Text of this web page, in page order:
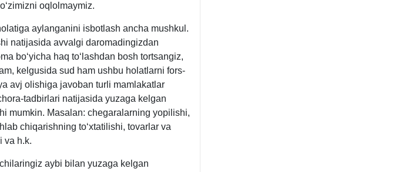
oqlolmaymiz.
aylanganini isbotlash ancha mushkul.
natijasida avvalgi daromadingizdan
boʻyicha haq toʻlashdan bosh tortsangiz,
kelgusida sud ham ushbu holatlarni fors-
avj olishiga javoban turli mamlakatlar
tadbirlari natijasida yuzaga kelgan
mumkin. Masalan: chegaralarning yopilishi,
chiqarishning toʻхtatilishi, tovarlar va
va h.k.
aybi bilan yuzaga kelgan